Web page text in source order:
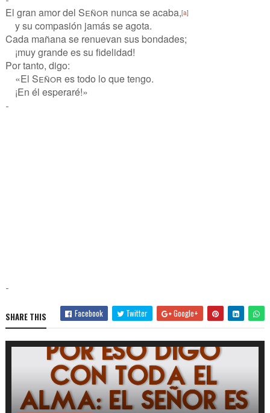
El gran amor del Señor nunca se acaba,[a]
y su compasión jamás se agota.
Cada mañana se renuevan sus bondades;
¡muy grande es su fidelidad!
Por tanto, digo:
«El Señor es todo lo que tengo.
¡En él esperaré!»
-
-
SHARE THIS Facebook Twitter Google+